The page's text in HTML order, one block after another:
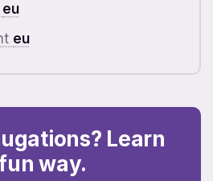
eu
eu
Learn
way.